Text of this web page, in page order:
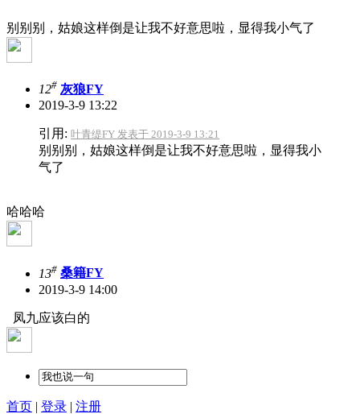
别别别，姑娘这样倒是让我不好意思啦，显得我小气了
12# 灰狼FY
2019-3-9 13:22
引用: 叶青缇FY 发表于 2019-3-9 13:21
别别别，姑娘这样倒是让我不好意思啦，显得我小
气了
哈哈哈
13# 桑籍FY
2019-3-9 14:00
凤九应该白的
首页 | 登录 | 注册